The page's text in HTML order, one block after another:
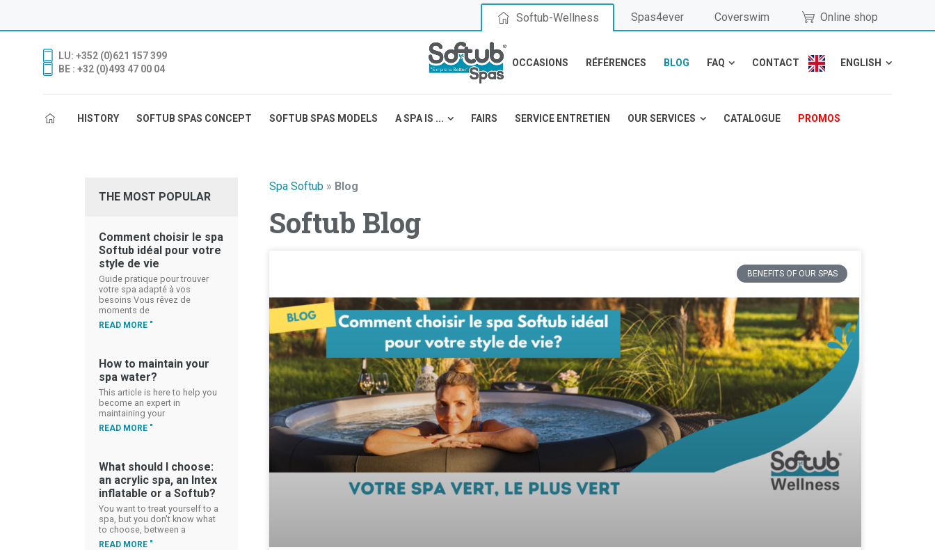
Softub-Wellness Spas4ever Coverswim Online shop
LU: +352 (0)621 157 399
BE : +32 (0)493 47 00 04
OCCASIONS RÉFÉRENCES BLOG FAQ CONTACT ENGLISH
HISTORY SOFTUB SPAS CONCEPT SOFTUB SPAS MODELS A SPA IS ... FAIRS SERVICE ENTRETIEN OUR SERVICES CATALOGUE PROMOS
THE MOST POPULAR
Comment choisir le spa
Softub idéal pour votre
style de vie
Guide pratique pour trouver
votre spa adapté à vos
besoins Vous rêvez de
moments de
READ MORE "
How to maintain your
spa water?
This article is here to help you
become an expert in
maintaining your
READ MORE "
What should I choose:
an acrylic spa, an Intex
inflatable or a Softub?
You want to treat yourself to a
spa, but you don't know what
to choose, between a
READ MORE "
Spa Softub » Blog
Softub Blog
BENEFITS OF OUR SPAS